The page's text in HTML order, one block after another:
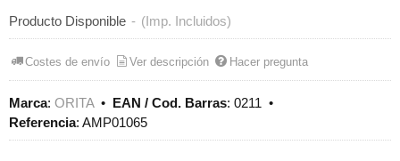
Producto Disponible - (Imp. Incluidos)
Costes de envío Ver descripción Hacer pregunta
Marca: ORITA• EAN / Cod. Barras: 0211 •
Referencia: AMP01065